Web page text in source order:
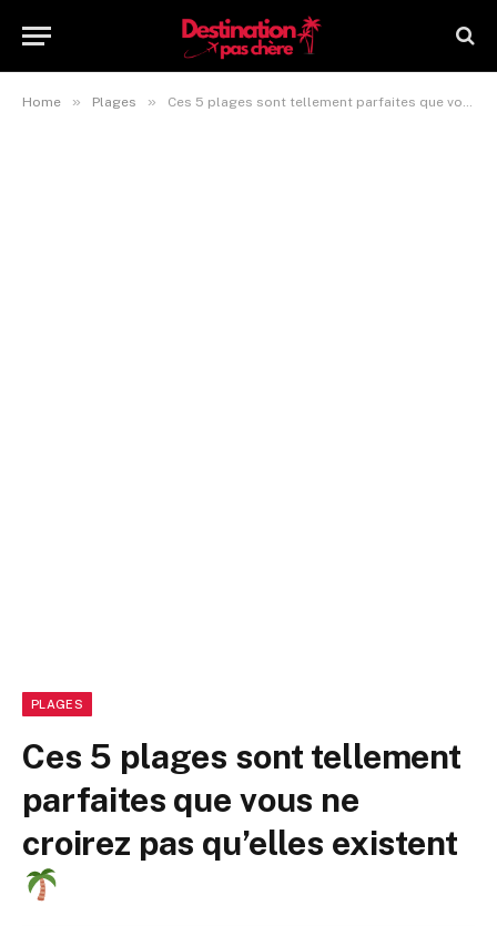
Home » Plages » Ces 5 plages sont tellement parfaites que vous ne croirez pas qu’elles existent
PLAGES
Ces 5 plages sont tellement
parfaites que vous ne
croirez pas qu’elles existent